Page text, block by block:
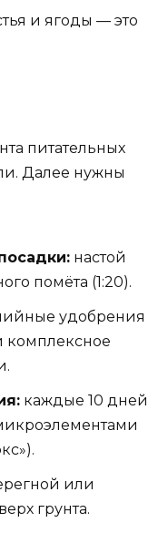
и ягоды — это
питательных
Далее нужны
настой
помёта (1:20).
удобрения
комплексное
каждые 10 дней
или
грунта.